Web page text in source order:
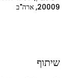
20009, ארה"ב
שיתוף